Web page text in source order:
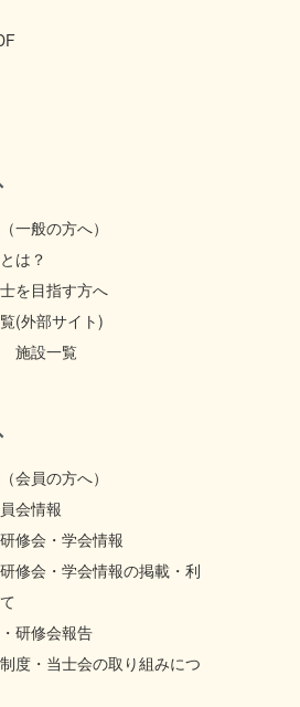
一般の方へ）
は？
を目指す方へ
(外部サイト)
施設一覧
会員の方へ）
会情報
修会・学会情報
修会・学会情報の掲載・利
研修会報告
度・当士会の取り組みにつ